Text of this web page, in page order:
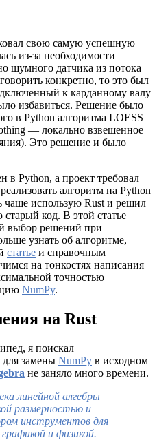
свою самую успешную
из-за необходимости
шумного датчика из потока
конкретно, то это был
к карданному валу
избавиться. Решение было
в Python алгоритма LOESS
— локально взвешенное
Это решение и было
в Python, а проект требовал
алгоритм на Python
чаще использую Rust и решил
старый код. В этой статье
выбор решений при
узнать об алгоритме,
статье и справочным
на тонкостях написания
точностью
NumPy.
на Rust
я поискал
замены NumPy в исходном
не заняло много времени.
линейной алгебры
размерностью и
инструментов для
и физикой.